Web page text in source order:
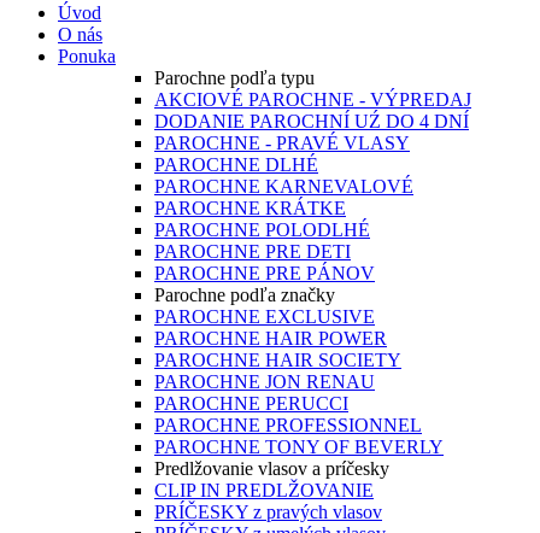
Úvod
O nás
Ponuka
Parochne podľa typu
AKCIOVÉ PAROCHNE - VÝPREDAJ
DODANIE PAROCHNÍ UŹ DO 4 DNÍ
PAROCHNE - PRAVÉ VLASY
PAROCHNE DLHÉ
PAROCHNE KARNEVALOVÉ
PAROCHNE KRÁTKE
PAROCHNE POLODLHÉ
PAROCHNE PRE DETI
PAROCHNE PRE PÁNOV
Parochne podľa značky
PAROCHNE EXCLUSIVE
PAROCHNE HAIR POWER
PAROCHNE HAIR SOCIETY
PAROCHNE JON RENAU
PAROCHNE PERUCCI
PAROCHNE PROFESSIONNEL
PAROCHNE TONY OF BEVERLY
Predlžovanie vlasov a príčesky
CLIP IN PREDLŽOVANIE
PRÍČESKY z pravých vlasov